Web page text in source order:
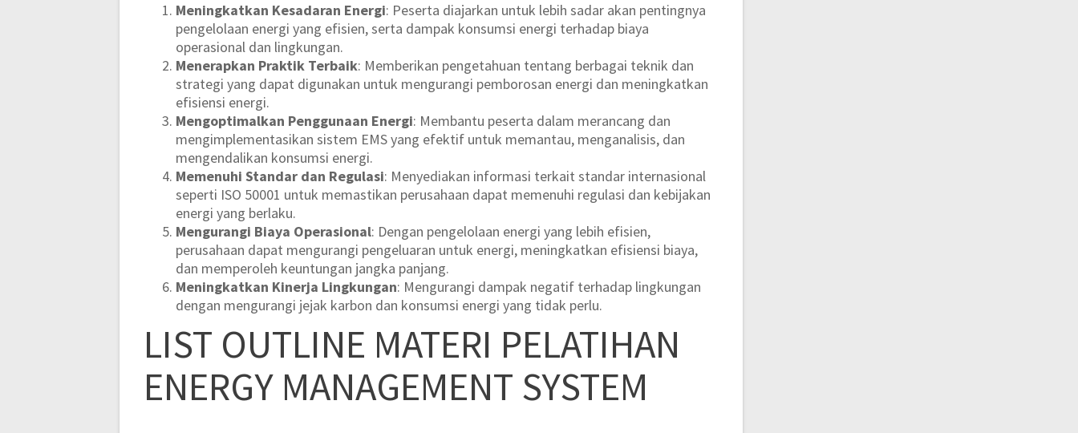
Meningkatkan Kesadaran Energi: Peserta diajarkan untuk lebih sadar akan pentingnya
pengelolaan energi yang efisien, serta dampak konsumsi energi terhadap biaya
operasional dan lingkungan.
Menerapkan Praktik Terbaik: Memberikan pengetahuan tentang berbagai teknik dan
strategi yang dapat digunakan untuk mengurangi pemborosan energi dan meningkatkan
efisiensi energi.
Mengoptimalkan Penggunaan Energi: Membantu peserta dalam merancang dan
mengimplementasikan sistem EMS yang efektif untuk memantau, menganalisis, dan
mengendalikan konsumsi energi.
Memenuhi Standar dan Regulasi: Menyediakan informasi terkait standar internasional
seperti ISO 50001 untuk memastikan perusahaan dapat memenuhi regulasi dan kebijakan
energi yang berlaku.
Mengurangi Biaya Operasional: Dengan pengelolaan energi yang lebih efisien,
perusahaan dapat mengurangi pengeluaran untuk energi, meningkatkan efisiensi biaya,
dan memperoleh keuntungan jangka panjang.
Meningkatkan Kinerja Lingkungan: Mengurangi dampak negatif terhadap lingkungan
dengan mengurangi jejak karbon dan konsumsi energi yang tidak perlu.
LIST OUTLINE MATERI PELATIHAN
ENERGY MANAGEMENT SYSTEM